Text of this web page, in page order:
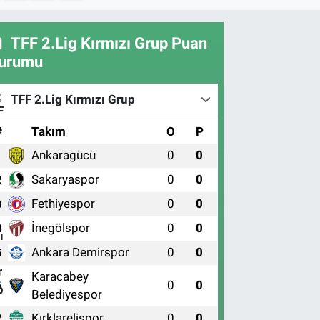
TFF 2.Lig Kırmızı Grup Puan
TFF 2.Lig Kırmızı Grup
Takım O P
Ankaragücü 0 0
Sakaryaspor 0 0
Fethiyespor 0 0
İnegölspor 0 0
Ankara Demirspor 0 0
Karacabey
Belediyespor
0 0